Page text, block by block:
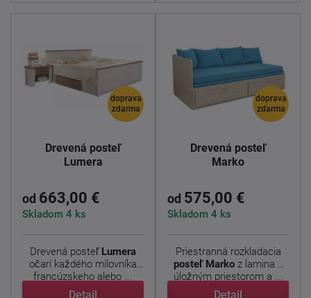
doprava
zdarma
Drevená posteľ
Lumera
od 663,00 €
Skladom 4 ks
Drevená posteľ Lumera
očarí každého milovníka
francúzskeho alebo ...
Detail
doprava
zdarma
Drevená posteľ
Marko
od 575,00 €
Skladom 4 ks
Priestranná rozkladacia
posteľ Markoz lamina s
úložným priestorom a ...
Detail